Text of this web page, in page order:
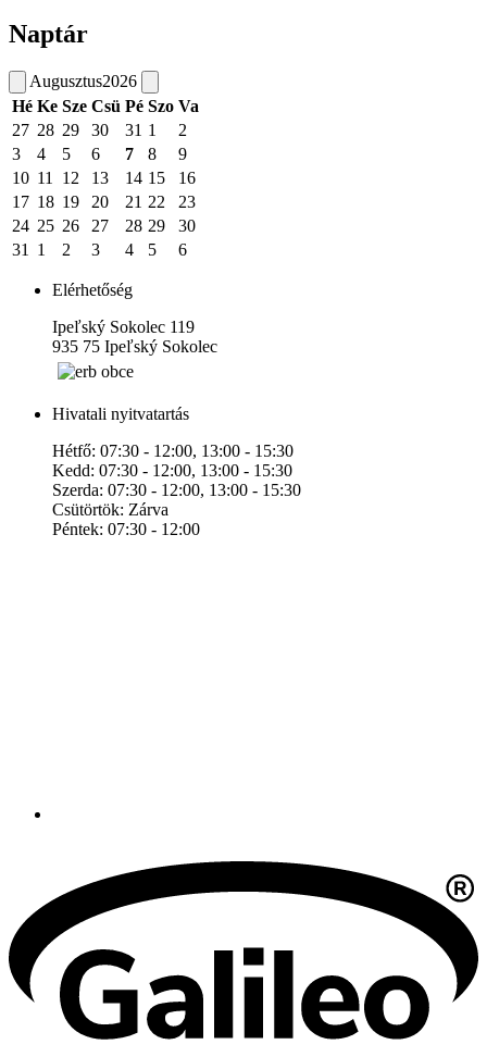
Naptár
Augusztus2026
Hé Ke Sze Csü Pé Szo Va
27 28 29 30 31 1
2
3
4 5 6 7 8
9
10 11 12 13 14 15
16
17 18 19 20 21 22
23
24 25 26 27 28 29
30
31
1 2 3 4 5 6
Elérhetőség
Ipeľský Sokolec 119
935 75 Ipeľský Sokolec
Hivatali nyitvatartás
Hétfő: 07:30 - 12:00, 13:00 - 15:30
Kedd: 07:30 - 12:00, 13:00 - 15:30
Szerda: 07:30 - 12:00, 13:00 - 15:30
Csütörtök: Zárva
Péntek: 07:30 - 12:00